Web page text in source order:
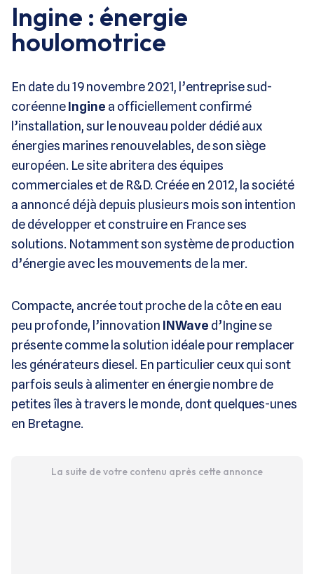
Ingine : énergie
houlomotrice
En date du 19 novembre 2021, l’entreprise sud-
coréenneIngine a officiellement confirmé
l’installation, sur le nouveau polder dédié aux
énergies marines renouvelables, de son siège
européen. Le site abritera des équipes
commerciales et de R&D. Créée en 2012, la société
a annoncé déjà depuis plusieurs mois son intention
de développer et construire en France ses
solutions. Notamment son système de production
d’énergie avec les mouvements de la mer.
Compacte, ancrée tout proche de la côte en eau
peu profonde, l’innovation INWave d’Ingine se
présente comme la solution idéale pour remplacer
les générateurs diesel. En particulier ceux qui sont
parfois seuls à alimenter en énergie nombre de
petites îles à travers le monde, dont quelques-unes
en Bretagne.
La suite de votre contenu après cette annonce